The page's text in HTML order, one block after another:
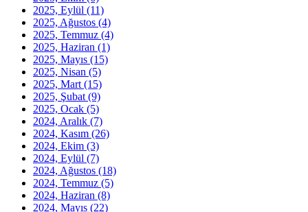
2025, Eylül (11)
2025, Ağustos (4)
2025, Temmuz (4)
2025, Haziran (1)
2025, Mayıs (15)
2025, Nisan (5)
2025, Mart (15)
2025, Şubat (9)
2025, Ocak (5)
2024, Aralık (7)
2024, Kasım (26)
2024, Ekim (3)
2024, Eylül (7)
2024, Ağustos (18)
2024, Temmuz (5)
2024, Haziran (8)
2024, Mayıs (22)